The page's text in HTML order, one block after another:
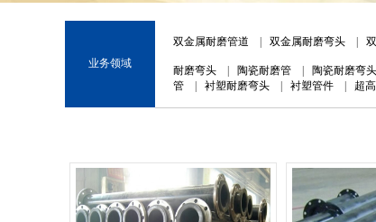
业务领域
双金属耐磨管道 双金属耐磨弯头
耐磨弯头 陶瓷耐磨管 陶瓷耐磨弯头
管
衬塑耐磨弯头 衬塑管件 超